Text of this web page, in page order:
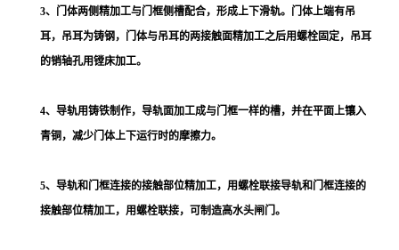
3、门体两侧精加工与门框侧槽配合，形成上下滑轨。门体上端有吊
耳，吊耳为铸钢，门体与吊耳的两接触面精加工之后用螺栓固定，吊耳
的销轴孔用镗床加工。
4、导轨用铸铁制作，导轨面加工成与门框一样的槽，并在平面上镶入
青铜，减少门体上下运行时的摩擦力。
5、导轨和门框连接的接触部位精加工，用螺栓联接导轨和门框连接的
接触部位精加工，用螺栓联接，可制造高水头闸门。